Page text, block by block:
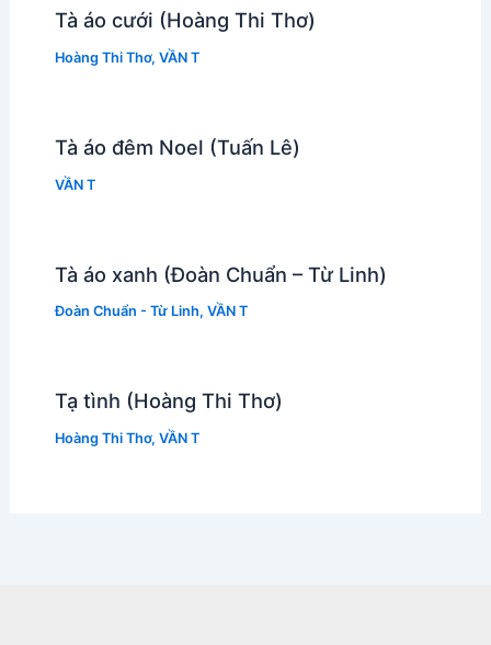
Tà áo cưới (Hoàng Thi Thơ)
Hoàng Thi Thơ, VẦN T
Tà áo đêm Noel (Tuấn Lê)
VẦN T
Tà áo xanh (Đoàn Chuẩn – Từ Linh)
Đoàn Chuẩn - Từ Linh, VẦN T
Tạ tình (Hoàng Thi Thơ)
Hoàng Thi Thơ, VẦN T